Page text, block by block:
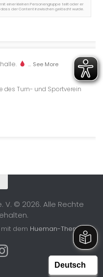
einer kleinen Personengruppe teilt oder er
dass der Content inzwischen gelöscht wurde.
des Turn- und Sportverein
... See More
V. © 2026. Alle Rechte
dem Hueman-Theme